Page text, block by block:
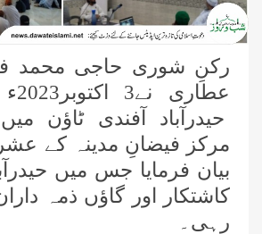
رکنِ شوری حاجی محمد
حیدرآباد آفندی ٹاؤن
مرکز فیضانِ مدینہ کے
بیان فرمایا جس میں
کاشتکار اور گاؤں ذمہ
رہی۔